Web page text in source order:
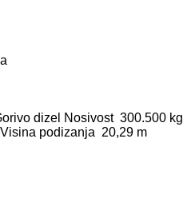
dizel Nosivost 300.500 kg
Visina podizanja 20,29 m